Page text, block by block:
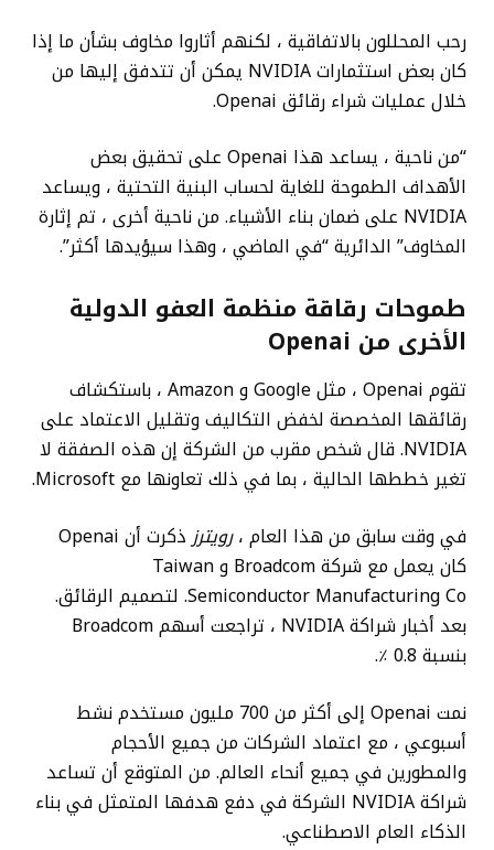
رحب المحللون بالاتفاقية ، لكنهم أثاروا مخاوف بشأن ما إذا
كان بعض استثمارات NVIDIA يمكن أن تتدفق إليها من
خلال عمليات شراء رقائق Openai.
“من ناحية ، يساعد هذا Openai على تحقيق بعض
الأهداف الطموحة للغاية لحساب البنية التحتية ، ويساعد
NVIDIA على ضمان بناء الأشياء. من ناحية أخرى ، تم إثارة
المخاوف” الدائرية “في الماضي ، وهذا سيؤيدها أكثر”.
طموحات رقاقة منظمة العفو الدولية
الأخرى من Openai
تقوم Openai ، مثل Google و Amazon ، باستكشاف
رقائقها المخصصة لخفض التكاليف وتقليل الاعتماد على
NVIDIA. قال شخص مقرب من الشركة إن هذه الصفقة لا
تغير خططها الحالية ، بما في ذلك تعاونها مع Microsoft.
في وقت سابق من هذا العام ،رويترز
ذكرت أن Openai
كان يعمل مع شركة Broadcom و Taiwan
Semiconductor Manufacturing Co. لتصميم الرقائق.
بعد أخبار شراكة NVIDIA ، تراجعت أسهم Broadcom
بنسبة 0.8 ٪.
نمت Openai إلى أكثر من 700 مليون مستخدم نشط
أسبوعي ، مع اعتماد الشركات من جميع الأحجام
والمطورين في جميع أنحاء العالم. من المتوقع أن تساعد
شراكة NVIDIA الشركة في دفع هدفها المتمثل في بناء
الذكاء العام الاصطناعي.